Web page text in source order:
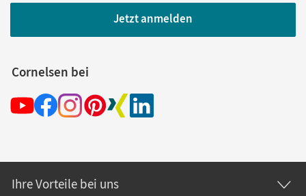
Jetzt anmelden
Cornelsen bei
Ihre Vorteile bei uns